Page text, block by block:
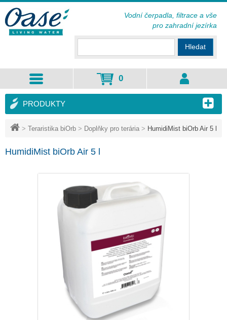
> Teraristika biOrb > Doplňky pro terária > HumidiMist biOrb Air 5 l
HumidiMist biOrb Air 5 l
PRODUKTY
Hledat
0
Vodní čerpadla, filtrace a vše
pro zahradní jezírka